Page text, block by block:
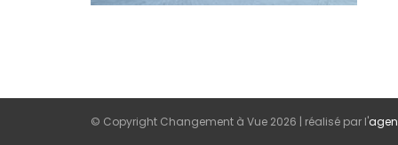
© Copyright Changement à Vue 2026 | réalisé par l'